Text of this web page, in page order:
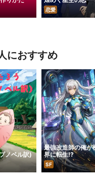
恋愛
におすすめ
ノベル訳)
最強改造師の俺が
界に転生!?
SF